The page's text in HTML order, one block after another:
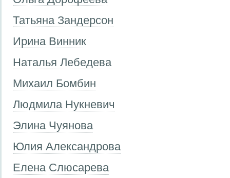
Татьяна Зандерсон
Ирина Винник
Наталья Лебедева
Михаил Бомбин
Людмила Нукневич
Элина Чуянова
Юлия Александрова
Елена Слюсарева